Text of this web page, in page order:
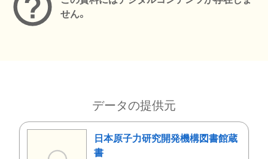
せん。
データの提供元
日本原子力研究開発機構図書館蔵
書